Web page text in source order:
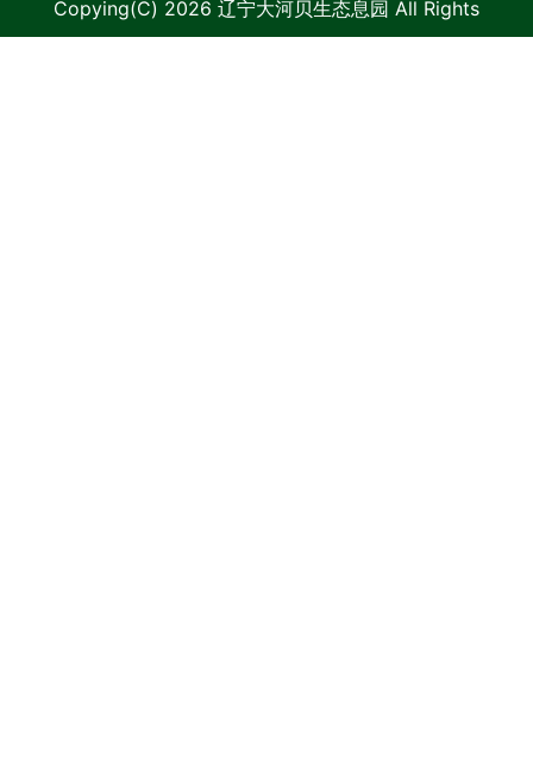
Copying(C) 2026 辽宁大河贝生态息园 All Rights